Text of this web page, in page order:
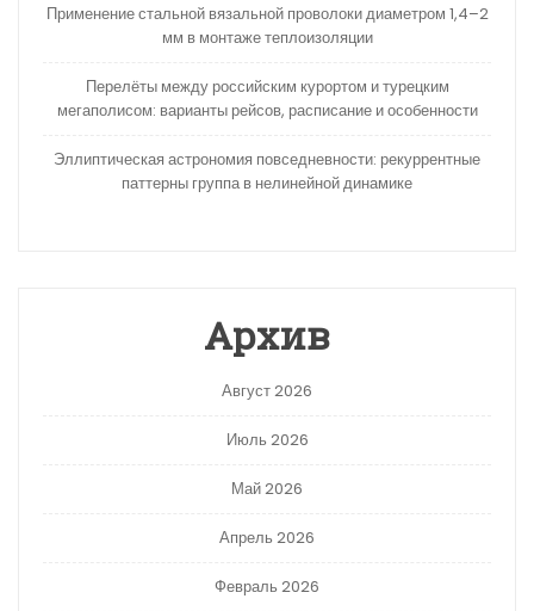
Применение стальной вязальной проволоки диаметром 1,4–2
мм в монтаже теплоизоляции
Перелёты между российским курортом и турецким
мегаполисом: варианты рейсов, расписание и особенности
Эллиптическая астрономия повседневности: рекуррентные
паттерны группа в нелинейной динамике
Архив
Август 2026
Июль 2026
Май 2026
Апрель 2026
Февраль 2026